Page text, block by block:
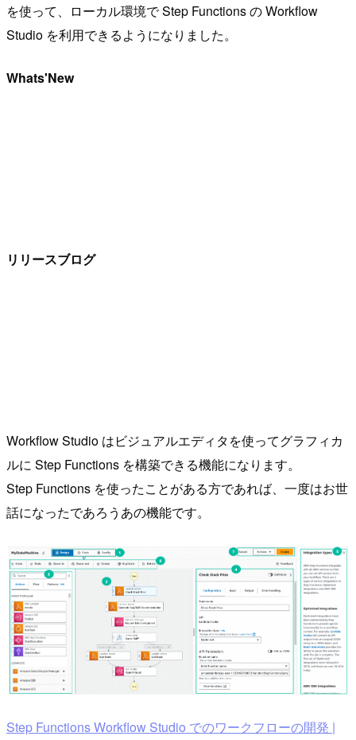
を使って、ローカル環境で Step Functions の Workflow
Studio を利用できるようになりました。
Whats'New
リリースブログ
Workflow Studio はビジュアルエディタを使ってグラフィカ
ルに Step Functions を構築できる機能になります。
Step Functions を使ったことがある方であれば、一度はお世
話になったであろうあの機能です。
Step Functions Workflow Studio でのワークフローの開発 |